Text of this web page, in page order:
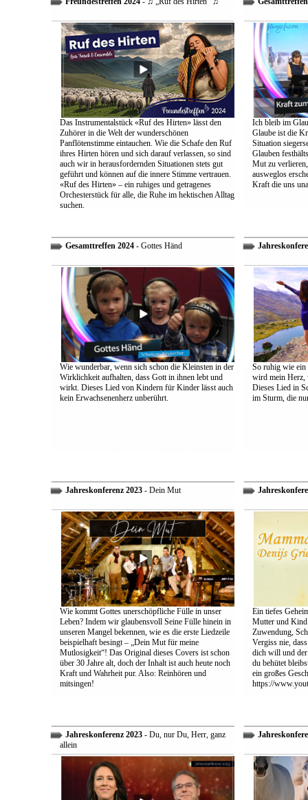
Das Instrumentalstück «Ruf des Hirten» lässt den
Zuhörer in die Welt der wunderschönen
Panflötenstimme eintauchen. Wie die Schafe den Ruf
ihres Hirten hören und sich darauf verlassen, so sind
auch wir in herausfordernden Situationen stets gut
geführt und können auf die innere Stimme vertrauen.
«Ruf des Hirten» – ein ruhiges und getragenes
Orchesterstück für alle, die Ruhe im hektischen Alltag
suchen.
Ich bleib im
Glaube ist die
Situation
Glauben
Mut zu
ausweglos
Kraft die uns
Gesamttreffen 2024- Gottes Händ
Wie wunderbar, wenn sich schon die Kleinsten in der
Wirklichkeit aufhalten, dass Gott in ihnen lebt und
wirkt. Dieses Lied von Kindern für Kinder lässt auch
kein Erwachsenenherz unberührt.
So ruhig wie ein
wird mein Herz,
Dieses Lied in
im Sturm, die
Jahreskonferenz 2023- Dein Mut
Wie kommt Gottes unerschöpfliche Fülle in unser
Leben? Indem wir glaubensvoll Seine Fülle hinein in
unseren Mangel bekennen, wie es die erste Liedzeile
beispielhaft besingt – „Dein Mut für meine
Mutlosigkeit“! Das Original dieses Covers ist schon
über 30 Jahre alt, doch der Inhalt ist auch heute noch
Kraft und Wahrheit pur. Also: Reinhören und
mitsingen!
Ein tiefes
Mutter und
Zuwendung,
Vergiss nie,
dich will und der
du behütet
ein großes
https://
Jahreskonferenz 2023- Du, nur Du, Herr, ganz
allein